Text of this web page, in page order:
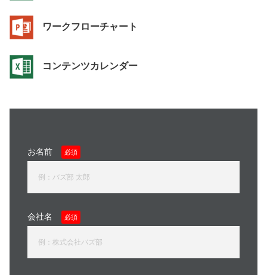
ワークフローチャート
コンテンツカレンダー
お名前 必須
会社名 必須